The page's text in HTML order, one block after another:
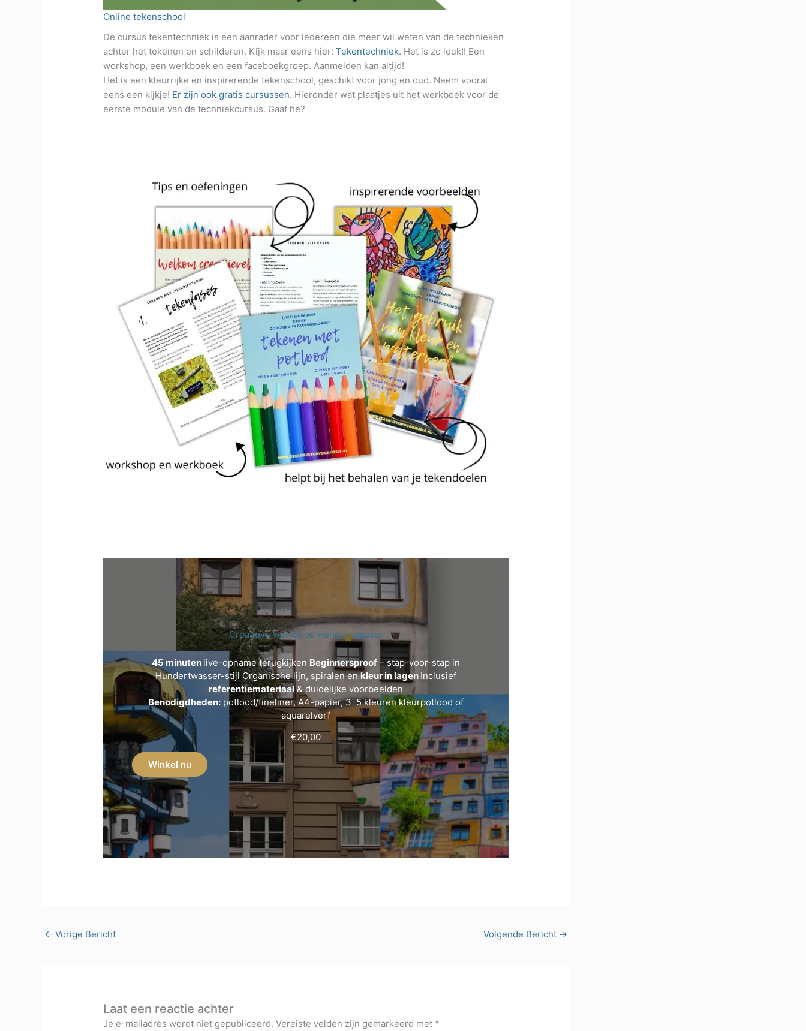
Online tekenschool
De cursus tekentechniek is een aanrader voor iedereen die meer wil weten van de technieken
achter het tekenen en schilderen. Kijk maar eens hier:Tekentechniek. Het is zo leuk!! Een
workshop, een werkboek en een faceboekgroep. Aanmelden kan altijd!
Het is een kleurrijke en inspirerende tekenschool, geschikt voor jong en oud. Neem vooral
eens een kijkje! Er zijn ook gratis cursussen. Hieronder wat plaatjes uit het werkboek voor de
eerste module van de techniekcursus. Gaaf he?
Creatieve workshop Hundertwasser
45 minuten live-opname terugkijken Beginnersproof – stap-voor-stap in
Hundertwasser-stijl Organische lijn, spiralen enkleur in lagen Inclusief
referentiemateriaal& duidelijke voorbeelden
Benodigdheden: potlood/fineliner, A4-papier, 3–5 kleuren kleurpotlood of
aquarelverf
€20,00
Winkel nu
← Vorige Bericht Volgende Bericht →
Laat een reactie achter
Je e-mailadres wordt niet gepubliceerd. Vereiste velden zijn gemarkeerd met *